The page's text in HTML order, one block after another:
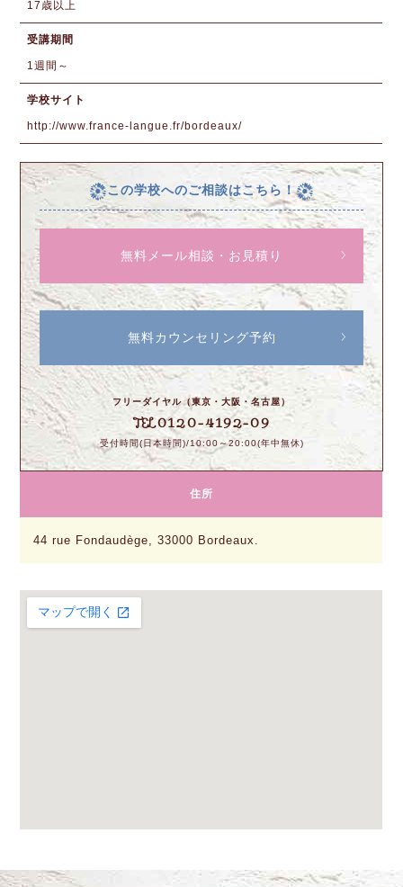
17歳以上
受講期間
1週間～
学校サイト
http://www.france-langue.fr/bordeaux/
この学校へのご相談はこちら！
無料メール相談・お見積り
無料カウンセリング予約
フリーダイヤル（東京・大阪・名古屋）
TEL0120-4192-09
受付時間(日本時間)/10:00～20:00(年中無休)
住所
44 rue Fondaudège, 33000 Bordeaux.